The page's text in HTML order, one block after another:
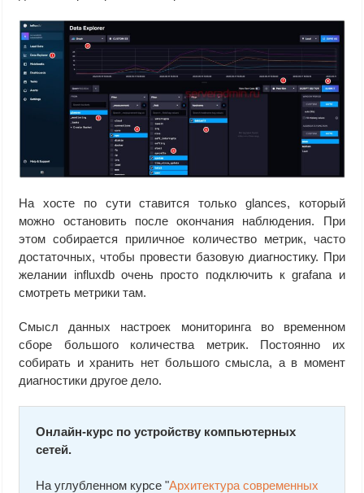
На хосте по сути ставится только glances, который
можно остановить после окончания наблюдения. При
этом собирается приличное количество метрик, часто
достаточных, чтобы провести базовую диагностику. При
желании influxdb очень просто подключить к grafana и
смотреть метрики там.
Смысл данных настроек мониторинга во временном
сборе большого количества метрик. Постоянно их
собирать и хранить нет большого смысла, а в момент
диагностики другое дело.
Онлайн-курс по устройству компьютерных
сетей.
На углубленном курсе "Архитектура современных